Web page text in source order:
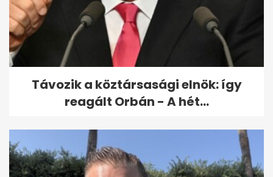
Távozik a köztársasági elnök: így
reagált Orbán - A hét...